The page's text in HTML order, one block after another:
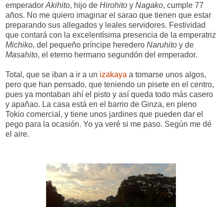
emperador Akihito, hijo de Hirohito y Nagako, cumple 77
años. No me quiero imaginar el sarao que tienen que estar
preparando sus allegados y leales servidores. Festividad
que contará con la excelentísima presencia de la emperatriz
Michiko, del pequeño príncipe heredero Naruhito y de
Masahito, el eterno hermano segundón del emperador.
Total, que se iban a ir a un izakaya a tomarse unos algos,
pero que han pensado, que teniendo un pisete en el centro,
pues ya montaban ahí el pisto y así queda todo más casero
y apañao. La casa está en el barrio de Ginza, en pleno
Tokio comercial, y tiene unos jardines que pueden dar el
pego para la ocasión. Yo ya veré si me paso. Según me dé
el aire.